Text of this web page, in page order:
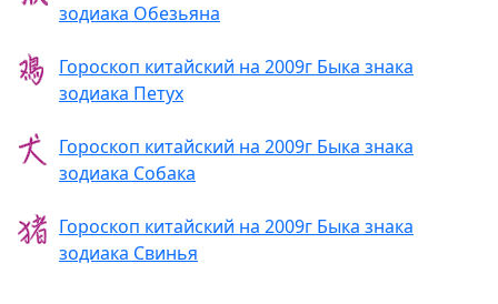
зодиака Обезьяна
Гороскоп китайский на 2009г Быка знака
зодиака Петух
Гороскоп китайский на 2009г Быка знака
зодиака Собака
Гороскоп китайский на 2009г Быка знака
зодиака Свинья